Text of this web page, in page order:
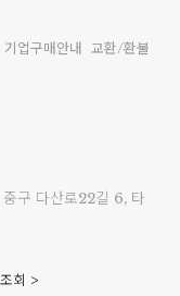
기업구매안내
교환/환불
구 다산로22길 6, 타
회 >